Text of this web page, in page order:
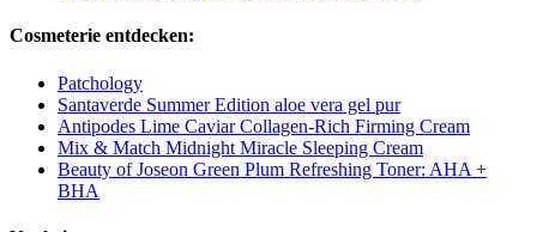
Cosmeterie entdecken:
Patchology
Santaverde Summer Edition aloe vera gel pur
Antipodes Lime Caviar Collagen-Rich Firming Cream
Mix & Match Midnight Miracle Sleeping Cream
Beauty of Joseon Green Plum Refreshing Toner: AHA +
BHA